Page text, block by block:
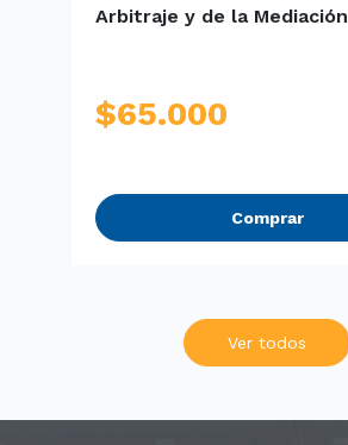
Arbitraje y de la Mediación
$65.000
Comprar
Ver todos